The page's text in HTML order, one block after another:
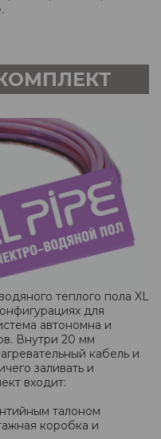
теплого пола XL
для
автономна и
Внутри 20 мм
кабель и
заливать и
входит:
талоном
коробка и